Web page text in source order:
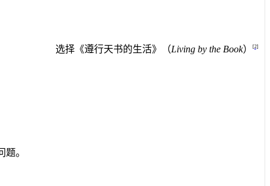
选择《遵行天书的生活》（Living by the Book） [2]
。